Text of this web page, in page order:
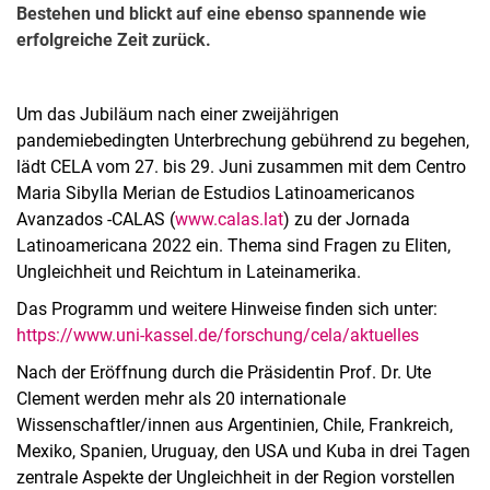
Bestehen und blickt auf eine ebenso spannende wie
erfolgreiche Zeit zurück.
Um das Jubiläum nach einer zweijährigen
pandemiebedingten Unterbrechung gebührend zu begehen,
lädt CELA vom 27. bis 29. Juni zusammen mit dem Centro
Maria Sibylla Merian de Estudios Latinoamericanos
Avanzados -CALAS (www.calas.lat) zu der Jornada
Latinoamericana 2022 ein. Thema sind Fragen zu Eliten,
Ungleichheit und Reichtum in Lateinamerika.
Das Programm und weitere Hinweise finden sich unter:
https://www.uni-kassel.de/forschung/cela/aktuelles
Nach der Eröffnung durch die Präsidentin Prof. Dr. Ute
Clement werden mehr als 20 internationale
Wissenschaftler/innen aus Argentinien, Chile, Frankreich,
Mexiko, Spanien, Uruguay, den USA und Kuba in drei Tagen
zentrale Aspekte der Ungleichheit in der Region vorstellen